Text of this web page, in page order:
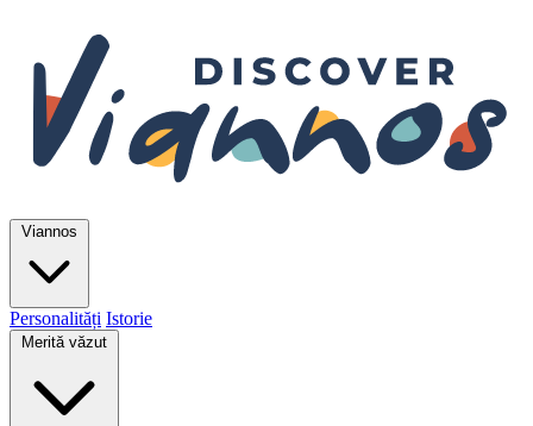
Viannos
Personalități Istorie
Merită văzut